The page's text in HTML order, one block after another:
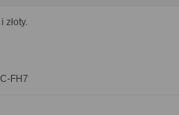
złoty.
FH7